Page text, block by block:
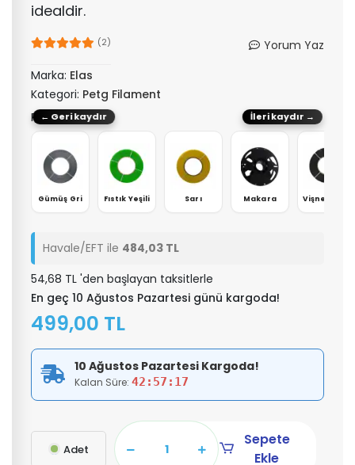
idealdir.
(2)
Yorum Yaz
Marka: Elas
Kategori: Petg Filament
Renk: Kırmızı
Gümüş Gri Fıstık Yeşili Sarı Makara
← Geri kaydır İleri kaydır →
Havale/EFT ile 484,03 TL
54,68 TL 'den başlayan taksitlerle
En geç 10 Ağustos Pazartesi günü kargoda!
499,00 TL
10 Ağustos Pazartesi Kargoda!
Kalan Süre: 42:57:17
Adet
Sepete
Ekle